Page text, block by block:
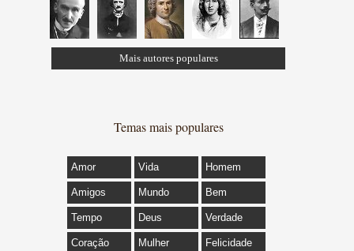
Mais autores populares
Temas mais populares
Amor Vida Homem
Amigos Mundo Bem
Tempo Deus Verdade
Coração Mulher Felicidade